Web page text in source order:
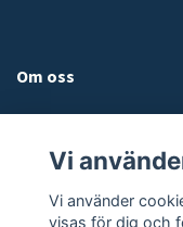
Om oss
Läs mer
Vi
Vi använder
visas för dig och